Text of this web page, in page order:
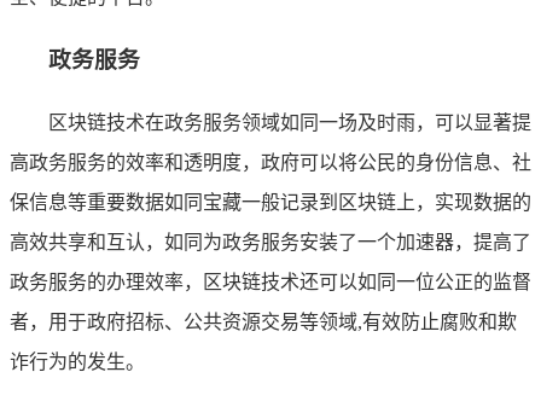
政务服务
区块链技术在政务服务领域如同一场及时雨，可以显著提
高政务服务的效率和透明度，政府可以将公民的身份信息、社
保信息等重要数据如同宝藏一般记录到区块链上，实现数据的
高效共享和互认，如同为政务服务安装了一个加速器，提高了
政务服务的办理效率，区块链技术还可以如同一位公正的监督
者，用于政府招标、公共资源交易等领域,有效防止腐败和欺
诈行为的发生。